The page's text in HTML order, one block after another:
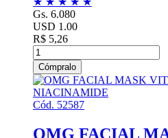
Gs. 6.080
USD 1.00
R$ 5,26
Cómpralo
Cód. 52587
OMG FACIAL